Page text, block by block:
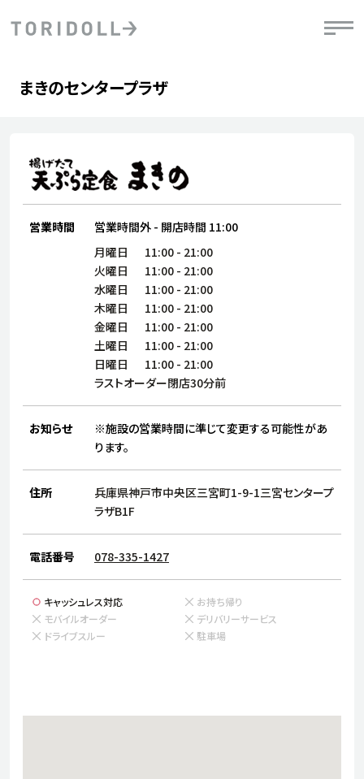
会社情報
経営理念
株主・投資家情報
サステナビリティ
ブランド
店舗検索
日本語 English 简体中文
PRニュース
中長期経営計画
デジタルトランス
フォーメーション戦略
粟田社長が語るトリドールDX
DXビジョン2028
トリドールのDX ～これまでとこれから～
ライブラリ
粟田社長が語る
トリドールのサステナビリティ
コミュニケーション
まきのセンタープラザ
営業時間 営業時間外 - 開店時間 11:00
月曜日 11:00 - 21:00
火曜日
11:00 - 21:00
水曜日
11:00 - 21:00
木曜日
11:00 - 21:00
金曜日
11:00 - 21:00
土曜日
11:00 - 21:00
日曜日
11:00 - 21:00
ラストオーダー閉店30分前
お知らせ
※施設の営業時間に準じて変更する可能性があ
ります。
住所
兵庫県神戸市中央区三宮町1-9-1三宮センタープ
ラザB1F
電話番号 078-335-1427
キャッシュレス対応
お持ち帰り
モバイルオーダー
デリバリーサービス
ドライブスルー
駐車場